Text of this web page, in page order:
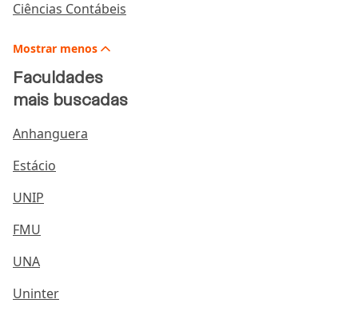
Ciências Contábeis
Mostrar menos
Faculdades
mais buscadas
Anhanguera
Estácio
UNIP
FMU
UNA
Uninter